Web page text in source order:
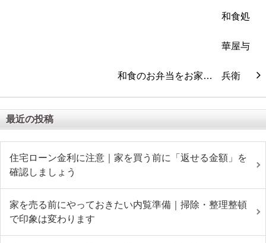
和食のお弁当をお家…
最近の投稿
住宅ローン金利に注意｜家を買う前に「返せる金額」を
確認しましょう
家を売る前にやっておきたい内覧準備｜掃除・整理整頓
で印象は変わります